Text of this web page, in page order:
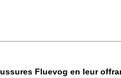
Fluevog en leur